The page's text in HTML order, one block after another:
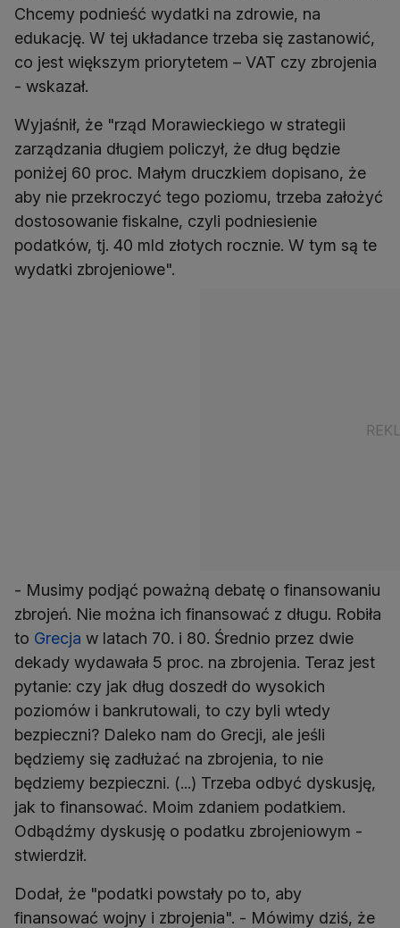
Chcemy podnieść wydatki na zdrowie, na
edukację. W tej układance trzeba się zastanowić,
co jest większym priorytetem – VAT czy zbrojenia
- wskazał.
Wyjaśnił, że "rząd Morawieckiego w strategii
zarządzania długiem policzył, że dług będzie
poniżej 60 proc. Małym druczkiem dopisano, że
aby nie przekroczyć tego poziomu, trzeba założyć
dostosowanie fiskalne, czyli podniesienie
podatków, tj. 40 mld złotych rocznie. W tym są te
wydatki zbrojeniowe".
- Musimy podjąć poważną debatę o finansowaniu
zbrojeń. Nie można ich finansować z długu. Robiła
to Grecja w latach 70. i 80. Średnio przez dwie
dekady wydawała 5 proc. na zbrojenia. Teraz jest
pytanie: czy jak dług doszedł do wysokich
poziomów i bankrutowali, to czy byli wtedy
bezpieczni? Daleko nam do Grecji, ale jeśli
będziemy się zadłużać na zbrojenia, to nie
będziemy bezpieczni. (...) Trzeba odbyć dyskusję,
jak to finansować. Moim zdaniem podatkiem.
Odbądźmy dyskusję o podatku zbrojeniowym -
stwierdził.
Dodał, że "podatki powstały po to, aby
finansować wojny i zbrojenia". - Mówimy dziś, że